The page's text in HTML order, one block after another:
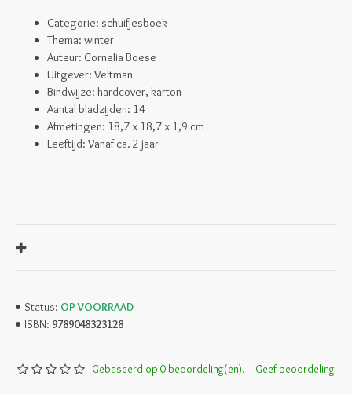
Categorie: schuifjesboek
Thema: winter
Auteur: Cornelia Boese
Uitgever: Veltman
Bindwijze: hardcover, karton
Aantal bladzijden: 14
Afmetingen: 18,7 x 18,7 x 1,9 cm
Leeftijd: Vanaf ca. 2 jaar
Status: OP VOORRAAD
ISBN: 9789048323128
Gebaseerd op 0 beoordeling(en). - Geef beoordeling